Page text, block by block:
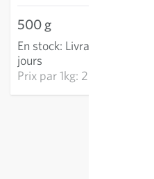
500 g
En stock: Livraison 2-4
jours
Prix par1kg: 266.55 CHF